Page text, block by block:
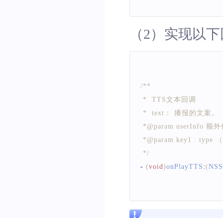
（2）实现以
/**
*  TTS文本回调
*  text： 播报的文案。
*@param userInfo 额
*@param key1 : type
*/
- (void)onPlayTTS :(